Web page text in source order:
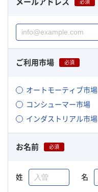
メールアドレス 必須
ご利用市場 必須
オートモーティブ市場
コンシューマー市場
インダストリアル市場
お名前 必須
姓 名